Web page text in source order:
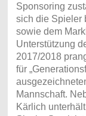
Sponsoring
sich die Spieler
sowie dem
Unterstützung
2017/2018
für
Mannschaft.
Kärlich